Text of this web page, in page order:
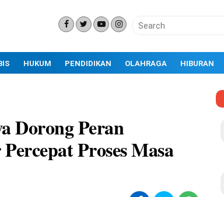
HUKUM PENDIDIKAN OLAHRAGA HIBURAN
Dorong Peran
Proses Masa